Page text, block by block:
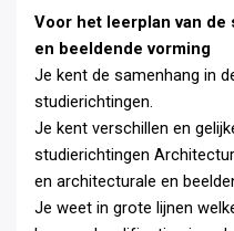
Voor het leerplan van
en beeldende vorming
Je kent de samenhang in
studierichtingen.
Je kent verschillen en
studierichtingen
en architecturale en
Je weet in grote lijnen